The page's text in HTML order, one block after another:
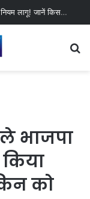
LPG New Rules : आज से गैस सिलेंडर के 5 नए नियम लागू! जानें किसका कटेगा कनेक्शन, कितने दिन बाद होगी बुकिंग?
भाजपा
को